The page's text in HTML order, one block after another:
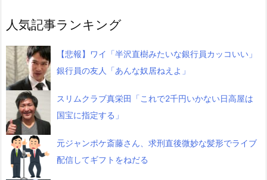
人気記事ランキング
【悲報】ワイ「半沢直樹みたいな銀行員カッコいい」
銀行員の友人「あんな奴居ねえよ」
スリムクラブ真栄田「これで2千円いかない日高屋は
国宝に指定する」
元ジャンポケ斎藤さん、求刑直後微妙な髪形でライブ
配信してギフトをねだる